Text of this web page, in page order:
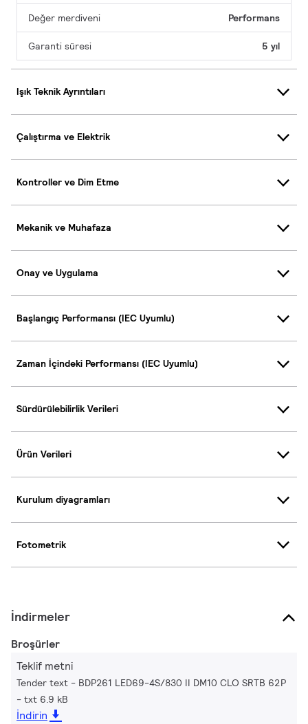
Değer merdiveni Performans
Garanti süresi 5 yıl
Işık Teknik Ayrıntıları
Çalıştırma ve Elektrik
Kontroller ve Dim Etme
Mekanik ve Muhafaza
Onay ve Uygulama
Başlangıç Performansı (IEC Uyumlu)
Zaman İçindeki Performansı (IEC Uyumlu)
Sürdürülebilirlik Verileri
Ürün Verileri
Kurulum diyagramları
Fotometrik
İndirmeler
Broşürler
Teklif metni
Tender text - BDP261 LED69-4S/830 II DM10 CLO SRTB 62P
txt 6.9 kB
İndirin